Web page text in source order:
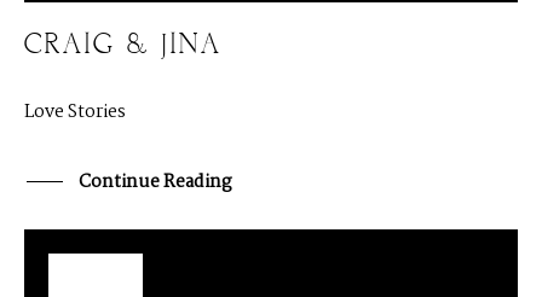
CRAIG & JINA
Love Stories
Continue Reading